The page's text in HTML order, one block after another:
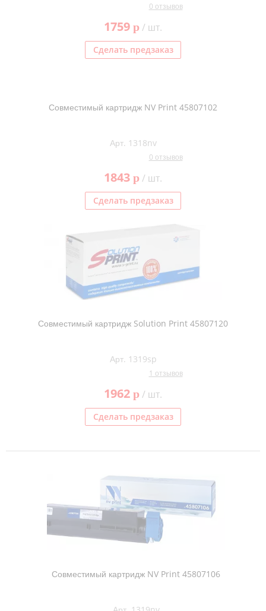
0 отзывов
1759 p/ шт.
Сделать предзаказ
Совместимый картридж NV Print 45807102
Арт. 1318nv
0 отзывов
1843 p/ шт.
Сделать предзаказ
Совместимый картридж Solution Print 45807120
Арт. 1319sp
1 отзывов
1962 p/ шт.
Сделать предзаказ
Совместимый картридж NV Print 45807106